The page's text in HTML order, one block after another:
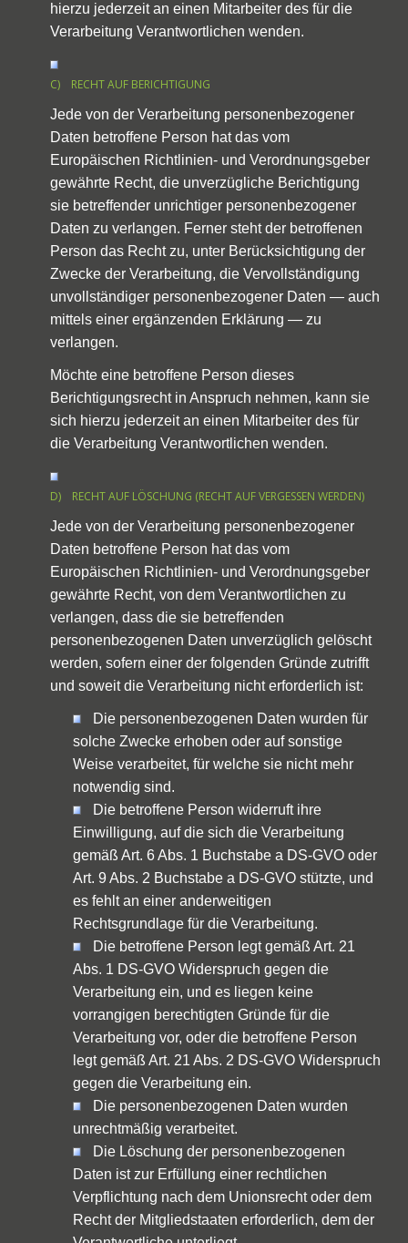
hierzu jederzeit an einen Mitarbeiter des für die
Verarbeitung Verantwortlichen wenden.
C) RECHT AUF BERICHTIGUNG
Jede von der Verarbeitung personenbezogener
Daten betroffene Person hat das vom
Europäischen Richtlinien- und Verordnungsgeber
gewährte Recht, die unverzügliche Berichtigung
sie betreffender unrichtiger personenbezogener
Daten zu verlangen. Ferner steht der betroffenen
Person das Recht zu, unter Berücksichtigung der
Zwecke der Verarbeitung, die Vervollständigung
unvollständiger personenbezogener Daten — auch
mittels einer ergänzenden Erklärung — zu
verlangen.
Möchte eine betroffene Person dieses
Berichtigungsrecht in Anspruch nehmen, kann sie
sich hierzu jederzeit an einen Mitarbeiter des für
die Verarbeitung Verantwortlichen wenden.
D) RECHT AUF LÖSCHUNG (RECHT AUF VERGESSEN WERDEN)
Jede von der Verarbeitung personenbezogener
Daten betroffene Person hat das vom
Europäischen Richtlinien- und Verordnungsgeber
gewährte Recht, von dem Verantwortlichen zu
verlangen, dass die sie betreffenden
personenbezogenen Daten unverzüglich gelöscht
werden, sofern einer der folgenden Gründe zutrifft
und soweit die Verarbeitung nicht erforderlich ist:
Die personenbezogenen Daten wurden für
solche Zwecke erhoben oder auf sonstige
Weise verarbeitet, für welche sie nicht mehr
notwendig sind.
Die betroffene Person widerruft ihre
Einwilligung, auf die sich die Verarbeitung
gemäß Art. 6 Abs. 1 Buchstabe a DS-GVO oder
Art. 9 Abs. 2 Buchstabe a DS-GVO stützte, und
es fehlt an einer anderweitigen
Rechtsgrundlage für die Verarbeitung.
Die betroffene Person legt gemäß Art. 21
Abs. 1 DS-GVO Widerspruch gegen die
Verarbeitung ein, und es liegen keine
vorrangigen berechtigten Gründe für die
Verarbeitung vor, oder die betroffene Person
legt gemäß Art. 21 Abs. 2 DS-GVO Widerspruch
gegen die Verarbeitung ein.
Die personenbezogenen Daten wurden
unrechtmäßig verarbeitet.
Die Löschung der personenbezogenen
Daten ist zur Erfüllung einer rechtlichen
Verpflichtung nach dem Unionsrecht oder dem
Recht der Mitgliedstaaten erforderlich, dem der